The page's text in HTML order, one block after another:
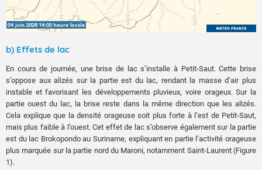
b) Effets de lac
En cours de journée, une brise de lac s’installe à Petit-Saut. Cette brise
s’oppose aux alizés sur la partie est du lac, rendant la masse d’air plus
instable et favorisant les développements pluvieux, voire orageux. Sur la
partie ouest du lac, la brise reste dans la même direction que les alizés.
Cela explique que la densité orageuse soit plus forte à l’est de Petit-Saut,
mais plus faible à l’ouest. Cet effet de lac s’observe également sur la partie
est du lac Brokopondo au Suriname, expliquant en partie l’activité orageuse
plus marquée sur la partie nord du Maroni, notamment Saint-Laurent (Figure
1).